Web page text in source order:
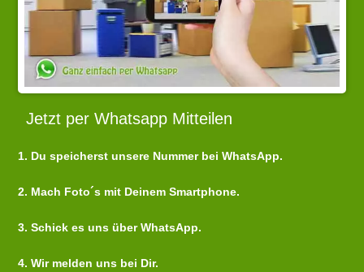
Jetzt per Whatsapp Mitteilen
1. Du speicherst unsere Nummer bei WhatsApp.
2. Mach Foto´s mit Deinem Smartphone.
3. Schick es uns über WhatsApp.
4. Wir melden uns bei Dir.